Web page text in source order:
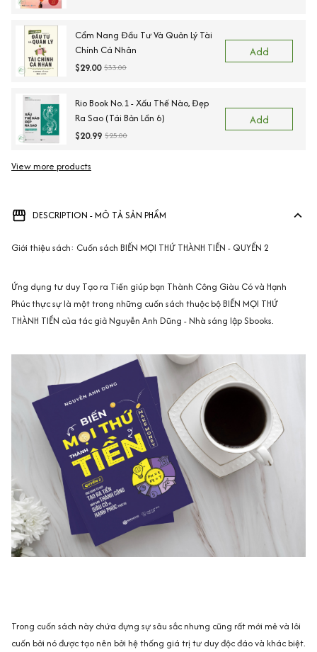
Cẩm Nang Đầu Tư Và Quản Lý Tài
Chính Cá Nhân
$29.00 $33.00
Add
Rio Book No.1 - Xấu Thế Nào, Đẹp
Ra Sao (Tái Bản Lần 6)
$20.99 $25.00
Add
View more products
DESCRIPTION - MÔ TẢ SẢN PHẨM
Giới thiệu sách: Cuốn sách BIẾN MỌI THỨ THÀNH TIỀN - QUYỂN 2
Ứng dụng tư duy Tạo ra Tiền giúp bạn Thành Công Giàu Có và Hạnh
Phúc thực sự là một trong những cuốn sách thuộc bộ BIẾN MỌI THỨ
THÀNH TIỀN của tác giả Nguyễn Anh Dũng - Nhà sáng lập Sbooks.
Trong cuốn sách này chứa đựng sự sâu sắc nhưng cũng rất mới mẻ và lôi
cuốn bởi nó được tạo nên bởi hệ thống giá trị tư duy độc đáo và khác biệt.